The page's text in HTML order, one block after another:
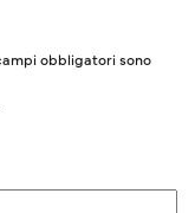
obbligatori sono